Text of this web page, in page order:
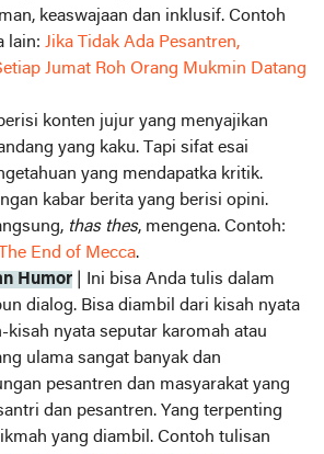
keaswajaan dan inklusif. Contoh
lain: Jika Tidak Ada Pesantren,
Jumat Roh Orang Mukmin Datang
konten jujur yang menyajikan
yang kaku. Tapi sifat esai
yang mendapatka kritik.
kabar berita yang berisi opini.
thas thes, mengena. Contoh:
End of Mecca.
Humor | Ini bisa Anda tulis dalam
dialog. Bisa diambil dari kisah nyata
kisah nyata seputar karomah atau
ulama sangat banyak dan
pesantren dan masyarakat yang
dan pesantren. Yang terpenting
yang diambil. Contoh tulisan